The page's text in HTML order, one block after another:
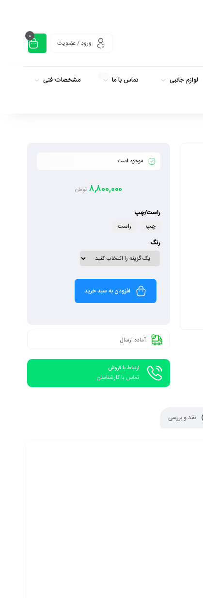
ورود / عضویت
0
لوازم جانبی تماس با ما
مشخصات فنی
موجود است
8,800,000 تومان
راست/چپ
چپ
راست
رنگ
افزودن به سبد خرید
آماده ارسال
ارتباط با فروش
تماس با کارشناسان
نقد و بررسی